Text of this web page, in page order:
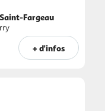
Fargeau
+ d'infos